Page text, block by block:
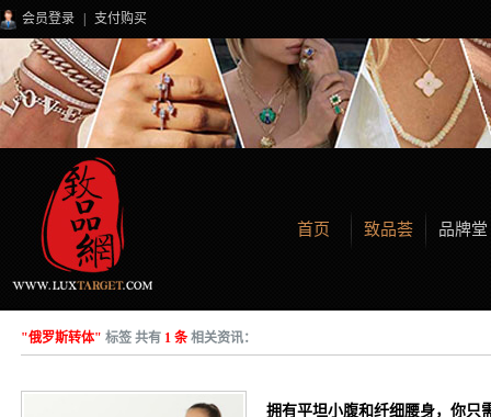
会员登录 支付购买
首页 致品荟 品牌堂
"俄罗斯转体" 标签 共有 1 条相关资讯：
拥有平坦小腹和纤细腰身，你只